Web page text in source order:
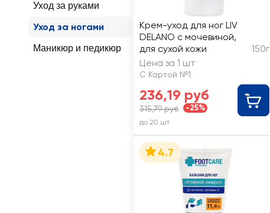
Уход за руками
Уход за ногами
Маникюр и педикюр
Крем-уход для ног LIV
DELANO с мочевиной,
для сухой кожи
150г
Цена за 1 шт
С Картой №1
236,19 руб
315,79 руб -25%
до 20 шт
4.7